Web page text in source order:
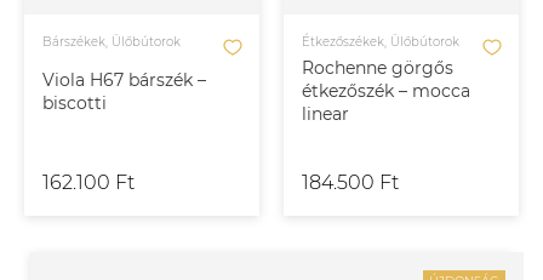
Viola H67 bárszék –
biscotti
Bárszékek, Ülőbútorok
162.100 Ft
Rochenne görgős
étkezőszék – mocca
linear
Étkezőszékek, Ülőbútorok
184.500 Ft